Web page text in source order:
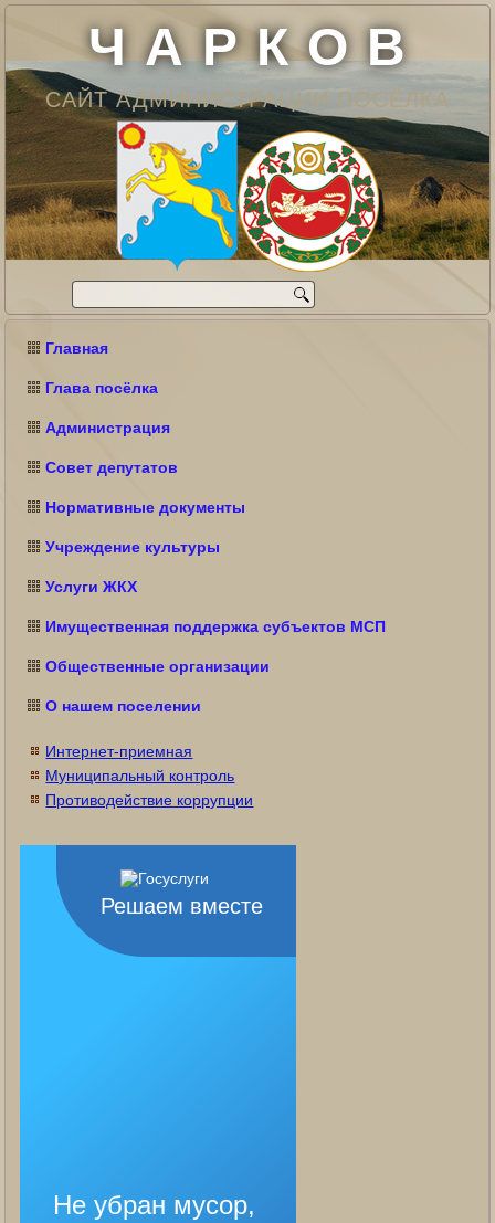
Ч А Р К О В
САЙТ АДМИНИСТРАЦИИ ПОСЁЛКА
Главная
Глава посёлка
Администрация
Совет депутатов
Нормативные документы
Учреждение культуры
Услуги ЖКХ
Имущественная поддержка субъектов МСП
Общественные организации
О нашем поселении
Интернет-приемная
Муниципальный контроль
Противодействие коррупции
Решаем вместе
Не убран мусор,